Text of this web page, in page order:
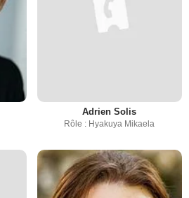
Adrien Solis
Rôle : Hyakuya Mikaela